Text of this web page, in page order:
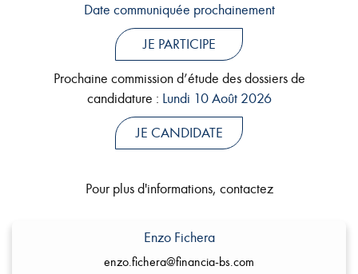
Date communiquée prochainement
JE PARTICIPE
Prochaine commission d’étude des dossiers de
candidature : Lundi 10 Août 2026
JE CANDIDATE
Pour plus d'informations, contactez
Enzo Fichera
enzo.fichera@financia-bs.com